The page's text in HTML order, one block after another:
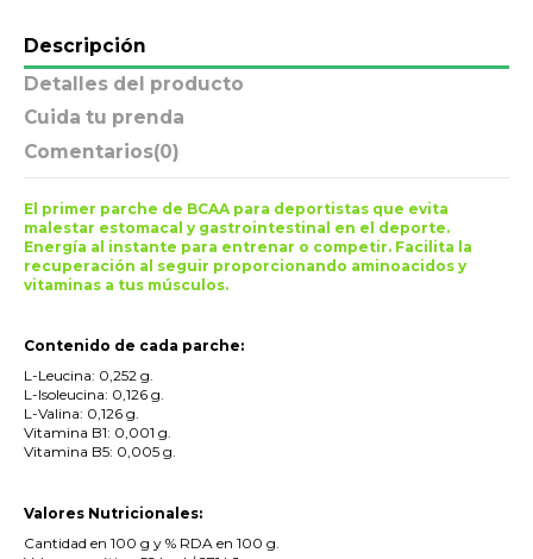
Descripción
Detalles del producto
Cuida tu prenda
Comentarios(0)
El primer parche de BCAA para deportistas que evita
malestar estomacal y gastrointestinal en el deporte.
Energía al instante para entrenar o competir. Facilita la
recuperación al seguir proporcionando aminoacidos y
vitaminas a tus músculos.
Contenido de cada parche:
L-Leucina: 0,252 g.
L-Isoleucina: 0,126 g.
L-Valina: 0,126 g.
Vitamina B1: 0,001 g.
Vitamina B5: 0,005 g.
Valores Nutricionales:
Cantidad en 100 g y % RDA en 100 g.